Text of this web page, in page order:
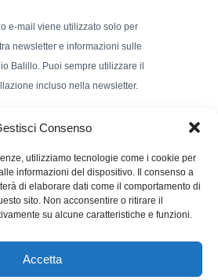
Consenso
utilizziamo tecnologie come i cookie per
informazioni del dispositivo. Il consenso a
di elaborare dati come il comportamento di
sito. Non acconsentire o ritirare il
su alcune caratteristiche e funzioni.
Accetta
e-mail viene utilizzato solo per
newsletter e informazioni sulle
Balillo. Puoi sempre utilizzare il
incluso nella newsletter.
Nome e Cognome